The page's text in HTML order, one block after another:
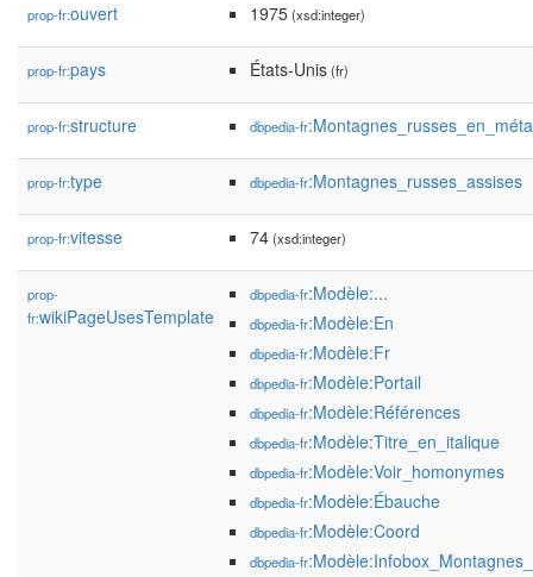
prop-fr:ouvert 1975(xsd:integer)
prop-fr:pays États-Unis(fr)
prop-fr:structure dbpedia-fr
prop-fr:type dbpedia-fr:Montagnes_russes_assises
prop-fr:vitesse 74(xsd:integer)
prop-
fr:wikiPageUsesTemplate
dbpedia-fr:Modèle:...
dbpedia-fr:Modèle:En
dbpedia-fr:Modèle:Fr
dbpedia-fr:Modèle:Portail
dbpedia-fr:Modèle:Références
dbpedia-fr:Modèle:Titre_en_italique
dbpedia-fr:Modèle:Voir_homonymes
dbpedia-fr:Modèle:Ébauche
dbpedia-fr:Modèle:Coord
dbpedia-fr